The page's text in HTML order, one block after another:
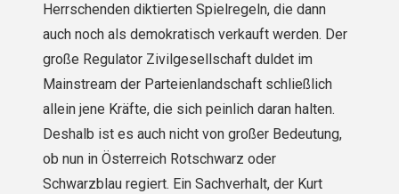
Herrschenden diktierten Spielregeln, die dann
auch noch als demokratisch verkauft werden. Der
große Regulator Zivilgesellschaft duldet im
Mainstream der Parteienlandschaft schließlich
allein jene Kräfte, die sich peinlich daran halten.
Deshalb ist es auch nicht von großer Bedeutung,
ob nun in Österreich Rotschwarz oder
Schwarzblau regiert. Ein Sachverhalt, der Kurt